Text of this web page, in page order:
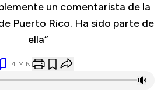
un comentarista de la
Puerto Rico. Ha sido parte de
ella”
4 MIN